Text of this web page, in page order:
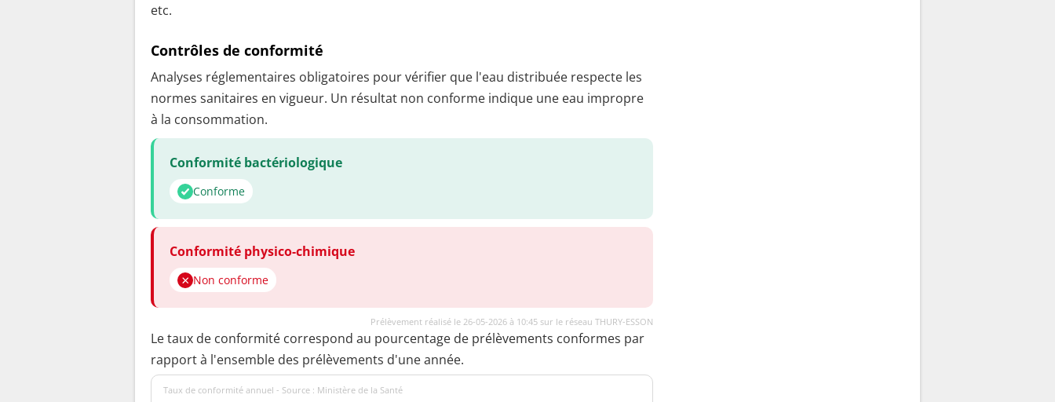
etc.
Contrôles de conformité
Analyses réglementaires obligatoires pour vérifier que l'eau distribuée respecte les
normes sanitaires en vigueur. Un résultat non conforme indique une eau impropre
à la consommation.
Conformité bactériologique
Conforme
Conformité physico-chimique
Non conforme
Prélèvement réalisé le 26-05-2026 à 10:45 sur le réseau THURY-ESSON
Le taux de conformité correspond au pourcentage de prélèvements conformes par
rapport à l'ensemble des prélèvements d'une année.
Taux de conformité annuel - Source : Ministère de la Santé